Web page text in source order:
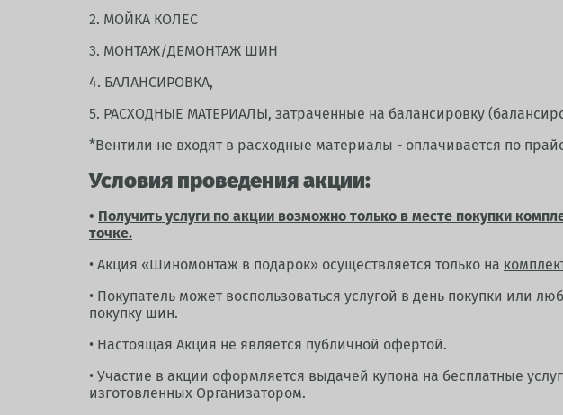
2. МОЙКА КОЛЕС
3. МОНТАЖ/ДЕМОНТАЖ ШИН
4. БАЛАНСИРОВКА,
5. РАСХОДНЫЕ МАТЕРИАЛЫ, затраченные на балансировку
*Вентили не входят в расходные материалы - оплачивается по
Условия проведения акции:
• Получить услуги по акции возможно только в месте покупки
точке.
• Акция «Шиномонтаж в подарок» осуществляется только на
• Покупатель может воспользоваться услугой в день покупки или
покупку шин.
• Настоящая Акция не является публичной офертой.
• Участие в акции оформляется выдачей купона на бесплатные
изготовленных Организатором.